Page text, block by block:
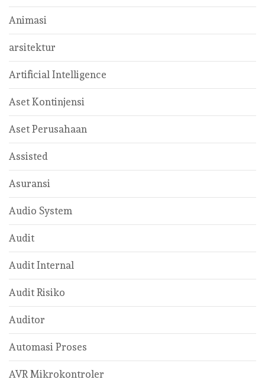
Animasi
arsitektur
Artificial Intelligence
Aset Kontinjensi
Aset Perusahaan
Assisted
Asuransi
Audio System
Audit
Audit Internal
Audit Risiko
Auditor
Automasi Proses
AVR Mikrokontroler